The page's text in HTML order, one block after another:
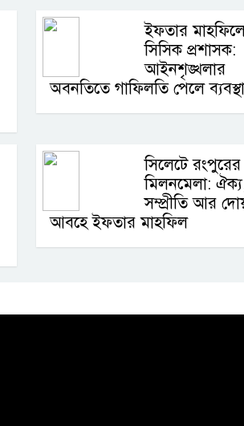
ইফতার
সিসিক প্রশাসক:
আইনশৃঙ্খলার
অবনতিতে গাফিলতি পেলে ব্যবস্থা
সিলেটে রংপুরের
মিলনমেলা:
সম্প্রীতি আর
আবহে ইফতার মাহফিল